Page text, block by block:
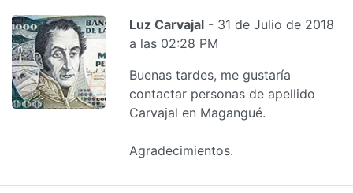
Luz Carvajal - 31 de Julio de 2018
a las 02:28 PM
Buenas tardes, me gustaría
contactar personas de apellido
Carvajal en Magangué.
Agradecimientos.